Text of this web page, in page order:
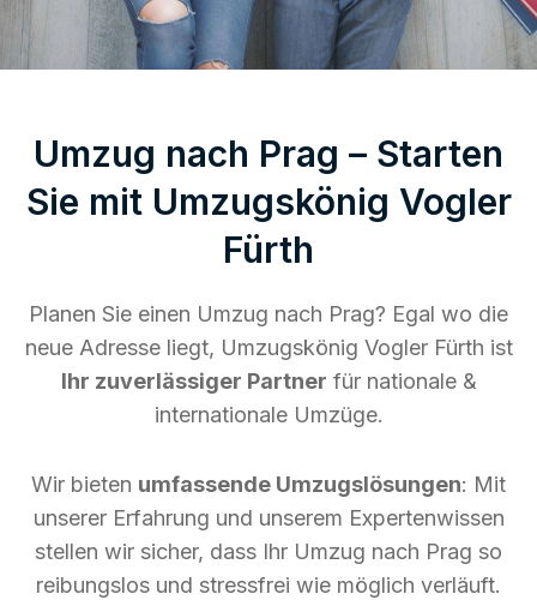
Umzug nach Prag – Starten
Sie mit Umzugskönig Vogler
Fürth
Planen Sie einen Umzug nach Prag? Egal wo die
neue Adresse liegt, Umzugskönig Vogler Fürth ist
Ihr zuverlässiger Partner für nationale &
internationale Umzüge.
Wir bieten umfassende Umzugslösungen: Mit
unserer Erfahrung und unserem Expertenwissen
stellen wir sicher, dass Ihr Umzug nach Prag so
reibungslos und stressfrei wie möglich verläuft.